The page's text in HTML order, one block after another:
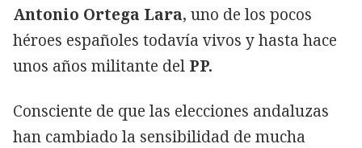
Antonio Ortega Lara, uno de los pocos
héroes españoles todavía vivos y hasta hace
unos años militante del PP.
Consciente de que las elecciones andaluzas
han cambiado la sensibilidad de mucha